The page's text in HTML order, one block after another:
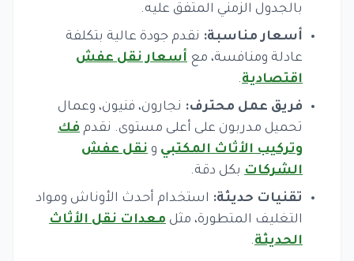
بالجدول الزمني المتفق عليه.
أسعار مناسبة: نقدم جودة عالية بتكلفة
عادلة ومنافسة، مع أسعار نقل عفش
اقتصادية.
فريق عمل محترف: نجارون، فنيون، وعمال
تحميل مدربون على أعلى مستوى. نقدم فك
وتركيب الأثاث المكتبي و نقل عفش
الشركات بكل دقة.
تقنيات حديثة: استخدام أحدث الأوناش ومواد
التغليف المتطورة، مثل معدات نقل الأثاث
الحديثة.